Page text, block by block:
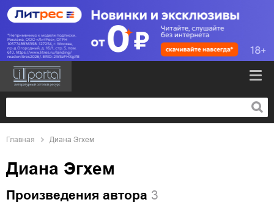
Главная Диана Эгхем
Диана Эгхем
Произведения автора 3